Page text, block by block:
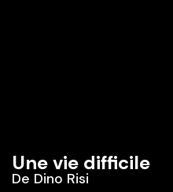
Une vie difficile
De Dino Risi